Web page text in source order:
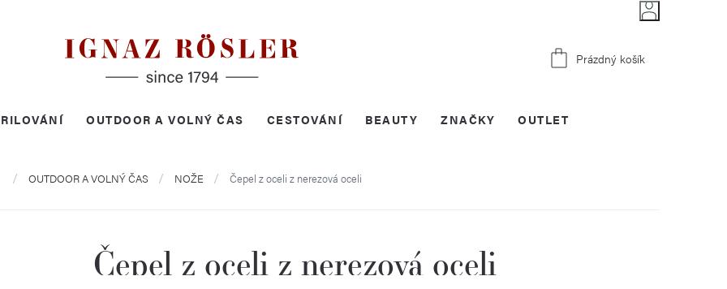
Nákupní
Prázdný košík
OUTDOOR A VOLNÝ ČAS CESTOVÁNÍ BEAUTY OUTLET
ZNAČKY
DomůOUTDOOR A VOLNÝ ČAS NOŽE Čepel z oceli z nerezová oceli
Čepel z oceli z nerezová oceli